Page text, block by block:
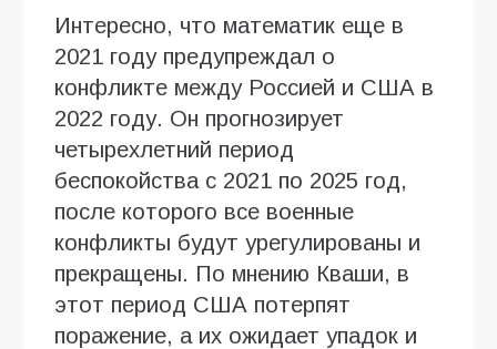
Интересно, что математик еще в
2021 году предупреждал о
конфликте между Россией и США в
2022 году. Он прогнозирует
четырехлетний период
беспокойства с 2021 по 2025 год,
после которого все военные
конфликты будут урегулированы и
прекращены. По мнению Кваши, в
этот период США потерпят
поражение, а их ожидает упадок и